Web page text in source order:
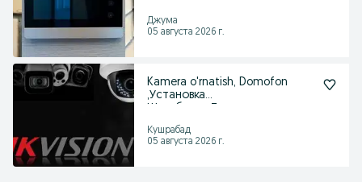
Джума
05 августа 2026 г.
Kamera o'rnatish, Domofon
,Установка
Кушрабад
Кушрабад
05 августа 2026 г.